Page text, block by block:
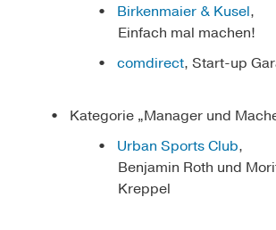
Birkenmaier & Kusel,
Einfach mal machen!
comdirect, Start-up
Kategorie „Manager und
Urban Sports Club,
Benjamin Roth und
Kreppel